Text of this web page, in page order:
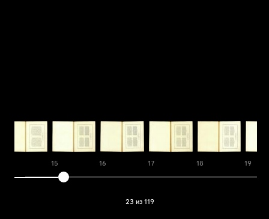
15 16 17 18 19
23 из 119